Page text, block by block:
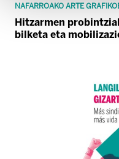
NAFARROAKO ARTE
Hitzarmen
bilketa eta